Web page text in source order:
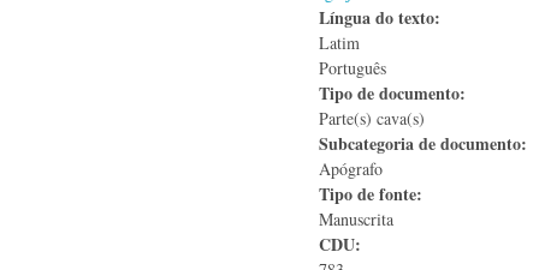
Língua do texto:
Latim
Português
Tipo de documento:
Parte(s) cava(s)
Subcategoria de documento:
Apógrafo
Tipo de fonte:
Manuscrita
CDU: